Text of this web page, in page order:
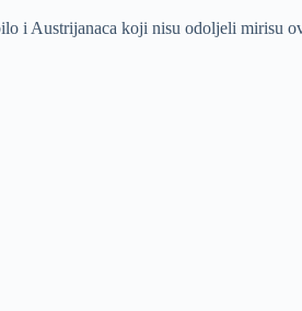
i Austrijanaca koji nisu odoljeli mirisu